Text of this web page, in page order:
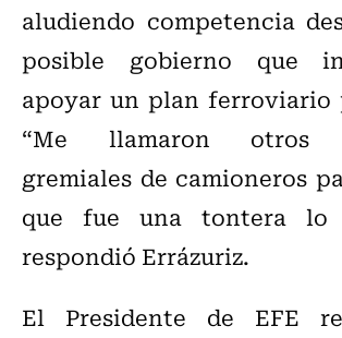
aludiendo competencia
posible gobierno que
apoyar un plan ferroviario
“Me llamaron otros
gremiales de camioneros
que fue una tontera lo
respondió Errázuriz.
El Presidente de EFE